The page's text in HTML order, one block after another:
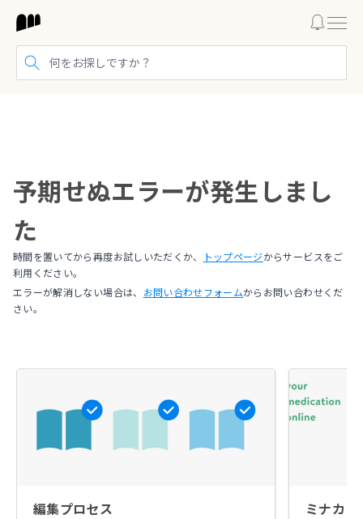
検索する
予期せぬエラーが発生しまし
た
時間を置いてから再度お試しいただくか、 トップページからサービスをご
利用ください。
エラーが解消しない場合は、 お問い合わせフォームからお問い合わせくだ
さい。
編集プロセス ミナカ